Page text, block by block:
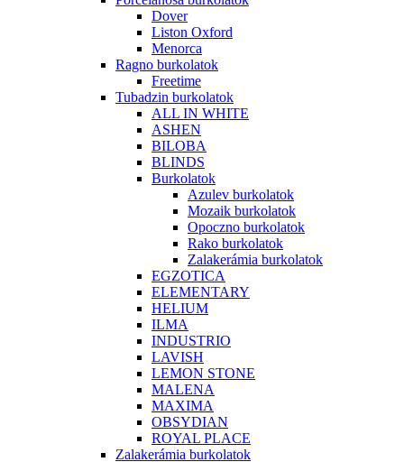
Dover
Liston Oxford
Menorca
Ragno burkolatok
Freetime
Tubadzin burkolatok
ALL IN WHITE
ASHEN
BILOBA
BLINDS
Burkolatok
Azulev burkolatok
Mozaik burkolatok
Opoczno burkolatok
Rako burkolatok
Zalakerámia burkolatok
EGZOTICA
ELEMENTARY
HELIUM
ILMA
INDUSTRIO
LAVISH
LEMON STONE
MALENA
MAXIMA
OBSYDIAN
ROYAL PLACE
Zalakerámia burkolatok